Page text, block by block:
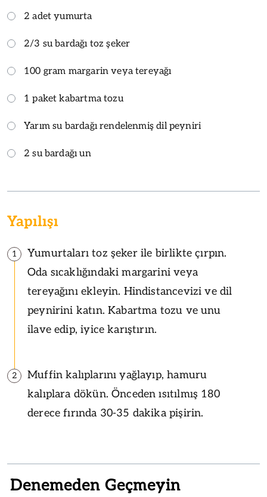
2 adet yumurta
2/3 su bardağı toz şeker
100 gram margarin veya tereyağı
1 paket kabartma tozu
Yarım su bardağı rendelenmiş dil peyniri
2 su bardağı un
Yapılışı
1
Yumurtaları toz şeker ile birlikte çırpın.
Oda sıcaklığındaki margarini veya
tereyağını ekleyin. Hindistancevizi ve dil
peynirini katın. Kabartma tozu ve unu
ilave edip, iyice karıştırın.
2
Muffin kalıplarını yağlayıp, hamuru
kalıplara dökün. Önceden ısıtılmış 180
derece fırında 30-35 dakika pişirin.
Denemeden Geçmeyin